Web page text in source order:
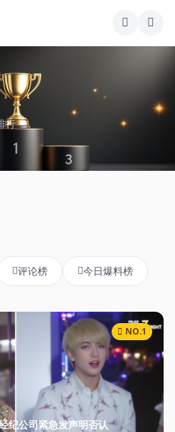
行
评论榜 今日爆料榜
NO.1
纪公司紧急发声明否认